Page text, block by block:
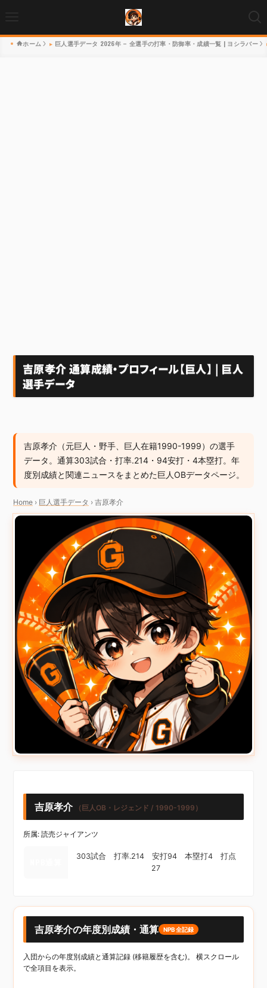
ホーム 巨人選手データ 2026年 – 全選手の打率・防御率・成績一覧 | ヨシラバー
吉原孝介 通算成績・プロフィール【巨人】 | 巨人
選手データ
吉原孝介（元巨人・野手、巨人在籍1990-1999）の選手
データ。通算303試合・打率.214・94安打・4本塁打。年
度別成績と関連ニュースをまとめた巨人OBデータページ。
Home › 巨人選手データ › 吉原孝介
吉原孝介 （巨人OB・レジェンド / 1990-1999）
所属: 読売ジャイアンツ
303試合 打率.214 安打94 本塁打4 打点
27
吉原孝介の年度別成績・通算 NPB全記録
入団からの年度別成績と通算記録 (移籍履歴を含む)。 横スクロール
で全項目を表示。